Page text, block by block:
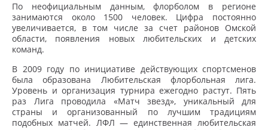
По неофициальным данным, флорболом в регионе
занимаются около 1500 человек. Цифра постоянно
увеличивается, в том числе за счет районов Омской
области, появления новых любительских и детских
команд.
В 2009 году по инициативе действующих спортсменов
была образована Любительская флорбольная лига.
Уровень и организация турнира ежегодно растут. Пять
раз Лига проводила «Матч звезд», уникальный для
страны и организованный по лучшим традициям
подобных матчей. ЛФЛ — единственная любительская